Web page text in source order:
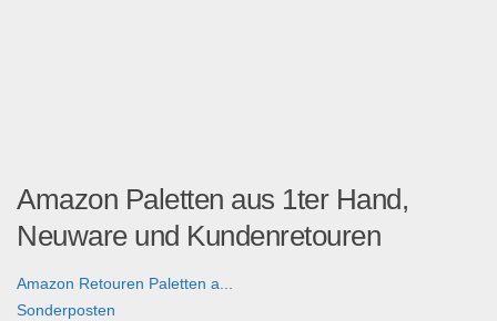
Amazon Paletten aus 1ter Hand,
Neuware und Kundenretouren
Amazon Retouren Paletten a...
Sonderposten